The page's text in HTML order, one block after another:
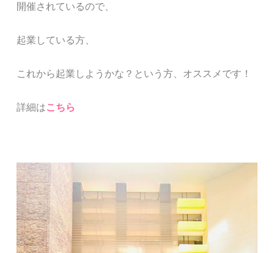
開催されているので、
起業している方、
これから起業しようかな？という方、オススメです！
詳細はこちら